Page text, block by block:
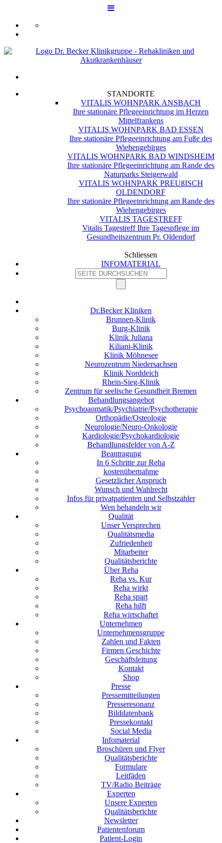
STANDORTE
VITALIS WOHNPARK ANSBACH
Ihre stationäre Pflegeeinrichtung im Herzen
Mittelfrankens
VITALIS WOHNPARK BAD ESSEN
Ihre stationäre Pflegeeinrichtung am Fuße des
Wiehengebirges
VITALIS WOHNPARK BAD WINDSHEIM
Ihre stationäre Pflegeeinrichtung am Rande des
Naturparks Steigerwald
VITALIS WOHNPARK PREUßISCH
OLDENDORF
Ihre stationäre Pflegeeinrichtung am Rande des
Wiehengebirges
VITALIS TAGESTREFF
Vitalis Tagestreff Ihre Tagespflege im
Gesundheitszentrum Pr. Oldendorf
Schliessen
INFOMATERIAL
Dr.Becker Kliniken
Brunnen-Klinik
Burg-Klinik
Klinik Juliana
Kiliani-Klinik
Klinik Möhnesee
Neurozentrum Niedersachsen
Klinik Norddeich
Rhein-Sieg-Klinik
Zentrum für seelische Gesundheit Bremen
Behandlungsangebot
Psychoaomatik/Psychiatrie/Psychotherapie
Orthopädie/Osteologie
Neurologie/Neuro-Onkologie
Kardiologie/Psychokardiologie
Behandlungsfelder von A-Z
Beantragung
In 6 Schritte zur Reha
kostenübernahme
Gesetzlicher Anspruch
Wunsch und Wahlrecht
Infos für privatpatienten und Selbstzahler
Wen behandeln wir
Qualität
Unser Versprechen
Qualitätsmedia
Zufriedenheit
Mitarbeiter
Qualitätsberichte
Über Reha
Reha vs. Kur
Reha wirkt
Reha spart
Reha hilft
Reha wirtschaftet
Unternehmen
Unternehmensgruppe
Zahlen und Fakten
Firmen Geschichte
Geschäftsleitung
Kontakt
Shop
Presse
Pressemitteilungen
Presseresonanz
Bilddatenbank
Pressekontakt
Social Media
Infomaterial
Broschüren und Flyer
Qualitätsberichte
Formulare
Leitfäden
TV/Radio Beiträge
Experten
Unsere Experten
Qualitätsberichte
Newsletter
Patientenforum
Patient-Login